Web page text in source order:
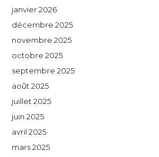
janvier 2026
décembre 2025
novembre 2025
octobre 2025
septembre 2025
août 2025
juillet 2025
juin 2025
avril 2025
mars 2025